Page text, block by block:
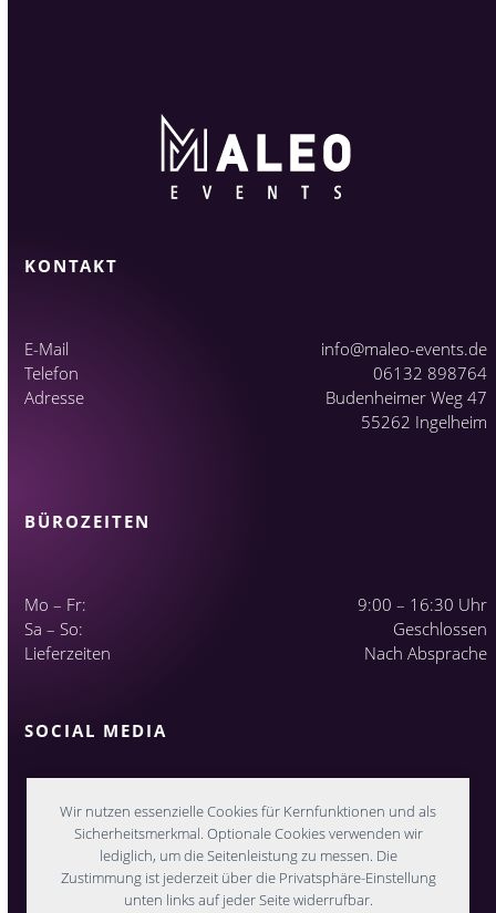
Wir nutzen essenzielle Cookies für Kernfunktionen und als
Sicherheitsmerkmal. Optionale Cookies verwenden wir
lediglich, um die Seitenleistung zu messen. Die
Zustimmung ist jederzeit über die Privatsphäre-Einstellung
unten links auf jeder Seite widerrufbar.
KONTAKT
E-Mail
info@maleo-events.de
Telefon
06132 898764
Adresse
Budenheimer Weg 47
55262 Ingelheim
BÜROZEITEN
Mo – Fr:
9:00 – 16:30 Uhr
Sa – So:
Geschlossen
Lieferzeiten
Nach Absprache
SOCIAL MEDIA